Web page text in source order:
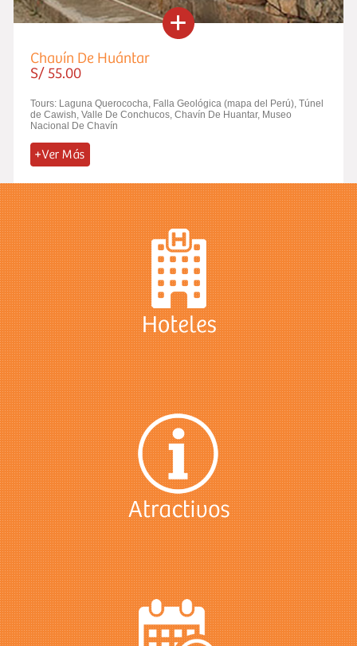
Chavín De Huántar
S/ 55.00
Tours: Laguna Querococha, Falla Geológica (mapa del Perú), Túnel
de Cawish, Valle De Conchucos, Chavín De Huantar, Museo
Nacional De Chavín